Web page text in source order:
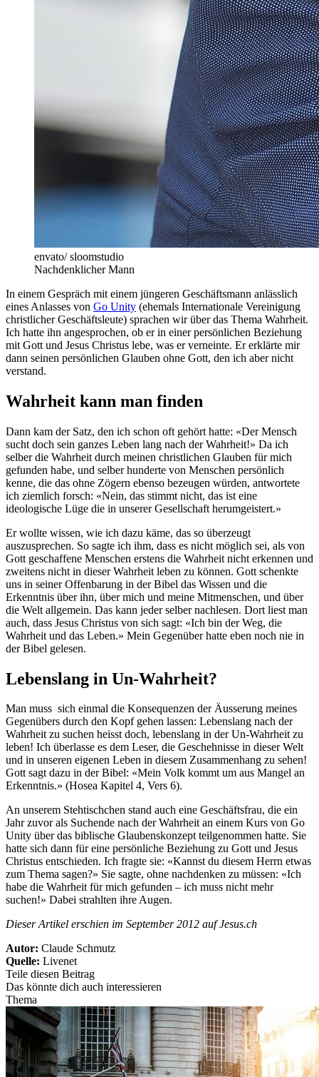
envato/ sloomstudio
Nachdenklicher Mann
In einem Gespräch mit einem jüngeren Geschäftsmann anlässlich
eines Anlasses von Go Unity (ehemals Internationale Vereinigung
christlicher Geschäftsleute) sprachen wir über das Thema Wahrheit.
Ich hatte ihn angesprochen, ob er in einer persönlichen Beziehung
mit Gott und Jesus Christus lebe, was er verneinte. Er erklärte mir
dann seinen persönlichen Glauben ohne Gott, den ich aber nicht
verstand.
Wahrheit kann man finden
Dann kam der Satz, den ich schon oft gehört hatte: «Der Mensch
sucht doch sein ganzes Leben lang nach der Wahrheit!» Da ich
selber die Wahrheit durch meinen christlichen Glauben für mich
gefunden habe, und selber hunderte von Menschen persönlich
kenne, die das ohne Zögern ebenso bezeugen würden, antwortete
ich ziemlich forsch: «Nein, das stimmt nicht, das ist eine
ideologische Lüge die in unserer Gesellschaft herumgeistert.»
Er wollte wissen, wie ich dazu käme, das so überzeugt
auszusprechen. So sagte ich ihm, dass es nicht möglich sei, als von
Gott geschaffene Menschen erstens die Wahrheit nicht erkennen und
zweitens nicht in dieser Wahrheit leben zu können. Gott schenkte
uns in seiner Offenbarung in der Bibel das Wissen und die
Erkenntnis über ihn, über mich und meine Mitmenschen, und über
die Welt allgemein. Das kann jeder selber nachlesen. Dort liest man
auch, dass Jesus Christus von sich sagt: «Ich bin der Weg, die
Wahrheit und das Leben.» Mein Gegenüber hatte eben noch nie in
der Bibel gelesen.
Lebenslang in Un-Wahrheit?
Man muss sich einmal die Konsequenzen der Äusserung meines
Gegenübers durch den Kopf gehen lassen: Lebenslang nach der
Wahrheit zu suchen heisst doch, lebenslang in der Un-Wahrheit zu
leben! Ich überlasse es dem Leser, die Geschehnisse in dieser Welt
und in unseren eigenen Leben in diesem Zusammenhang zu sehen!
Gott sagt dazu in der Bibel: «Mein Volk kommt um aus Mangel an
Erkenntnis.» (Hosea Kapitel 4, Vers 6).
An unserem Stehtischchen stand auch eine Geschäftsfrau, die ein
Jahr zuvor als Suchende nach der Wahrheit an einem Kurs von Go
Unity über das biblische Glaubenskonzept teilgenommen hatte. Sie
hatte sich dann für eine persönliche Beziehung zu Gott und Jesus
Christus entschieden. Ich fragte sie: «Kannst du diesem Herrn etwas
zum Thema sagen?» Sie sagte, ohne nachdenken zu müssen: «Ich
habe die Wahrheit für mich gefunden – ich muss nicht mehr
suchen!» Dabei strahlten ihre Augen.
Dieser Artikel erschien im September 2012 auf Jesus.ch
Autor: Claude Schmutz
Quelle: Livenet
Teile diesen Beitrag
Das könnte dich auch interessieren
Thema